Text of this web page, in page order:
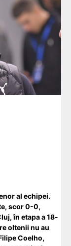
al echipei.
scor 0-0,
în etapa a 18-
oltenii nu au
Coelho,